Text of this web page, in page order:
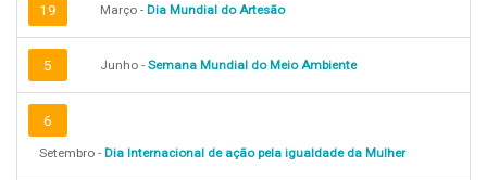
19 Março - Dia Mundial do Artesão
5 Junho - Semana Mundial do Meio Ambiente
6
Setembro - Dia Internacional de ação pela igualdade da Mulher